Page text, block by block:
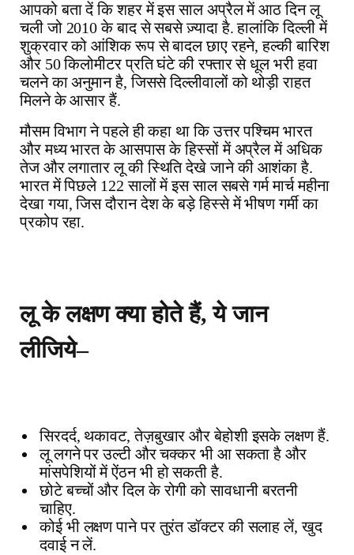
आपको बता दें कि शहर में इस साल अप्रैल में आठ दिन लू
चली जो2010के बाद से सबसे ज़्यादा है.हालांकि दिल्ली में
शुक्रवार को आंशिक रूप से बादल छाए रहने,हल्की बारिश
और50किलोमीटर प्रति घंटे की रफ्तार से धूल भरी हवा
चलने का अनुमान है,जिससे दिल्लीवालों को थोड़ी राहत
मिलने के आसार हैं.
मौसम विभाग ने पहले ही कहा था कि उत्तर पश्चिम भारत
और मध्य भारत के आसपास के हिस्सों में अप्रैल में अधिक
तेज और लगातार लू की स्थिति देखे जाने की आशंका है.
भारत में पिछले122सालों में इस साल सबसे गर्म मार्च महीना
देखा गया,जिस दौरान देश के बड़े हिस्से में भीषण गर्मी का
प्रकोप रहा.
लूकेलक्षणक्याहोतेहैं,येजान
लीजिये–
सिरदर्द, थकावट,तेज़बुखार और बेहोशी इसके लक्षण हैं.
लू लगने पर उल्टी और चक्कर भी आ सकता है और
मांसपेशियों में ऐंठन भी हो सकती है.
छोटे बच्चों और दिल के रोगी को सावधानी बरतनी
चाहिए.
कोई भी लक्षण पाने पर तुरंत डॉक्टर की सलाह लें,खुद
दवाई न लें.